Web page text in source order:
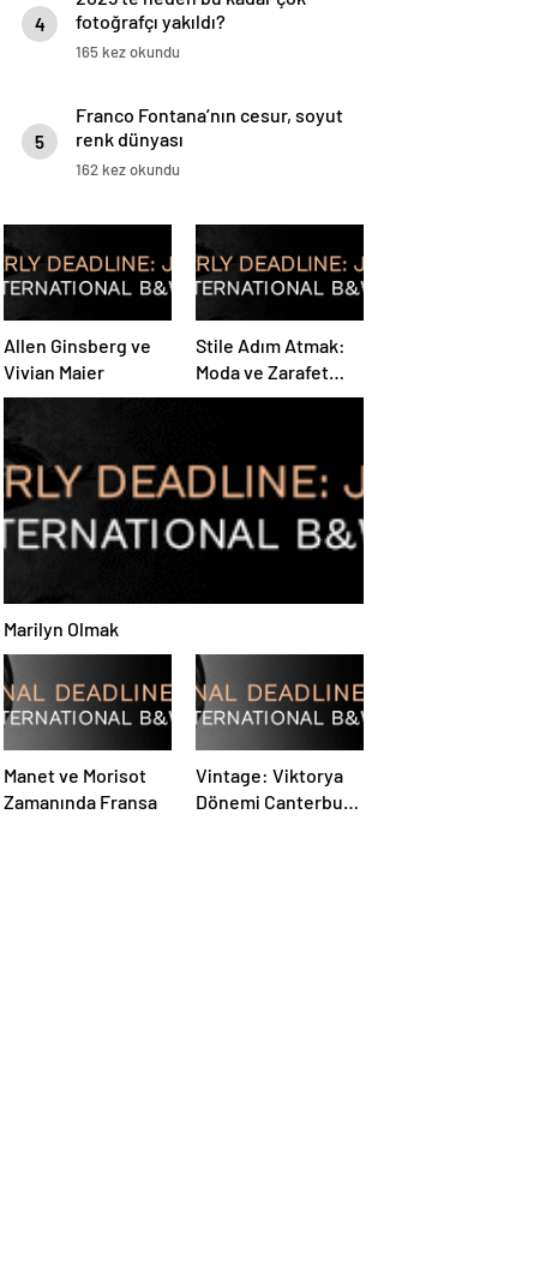
4
fotoğrafçı yakıldı?
165 kez okundu
5
Franco Fontana’nın cesur, soyut
renk dünyası
162 kez okundu
Allen Ginsberg ve
Vivian Maier
Stile Adım Atmak:
Moda ve Zarafet
Sanatı
Marilyn Olmak
Manet ve Morisot
Zamanında Fransa
Vintage: Viktorya
Dönemi Canterbury